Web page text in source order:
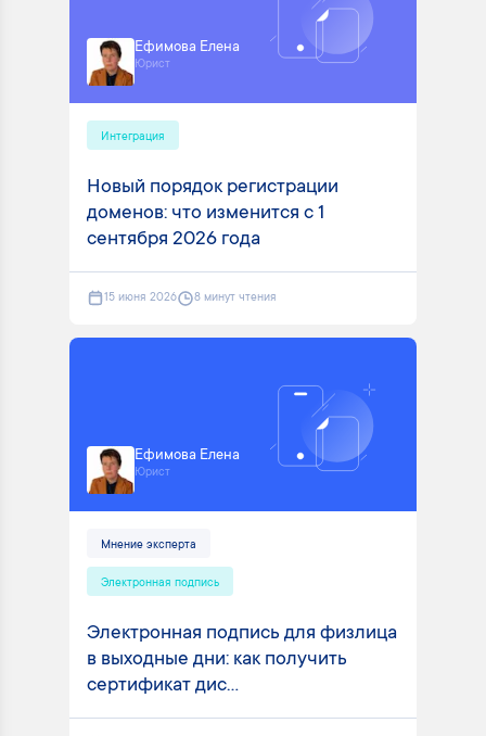
Ефимова Елена
Юрист
Интеграция
Новый порядок регистрации
доменов: что изменится с 1
сентября 2026 года
15 июня 2026 8 минут чтения
Ефимова Елена
Юрист
Мнение эксперта
Электронная подпись
Электронная подпись для физлица
в выходные дни: как получить
сертификат дис...